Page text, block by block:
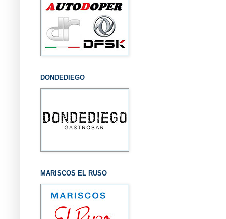
DONDEDIEGO
MARISCOS EL RUSO